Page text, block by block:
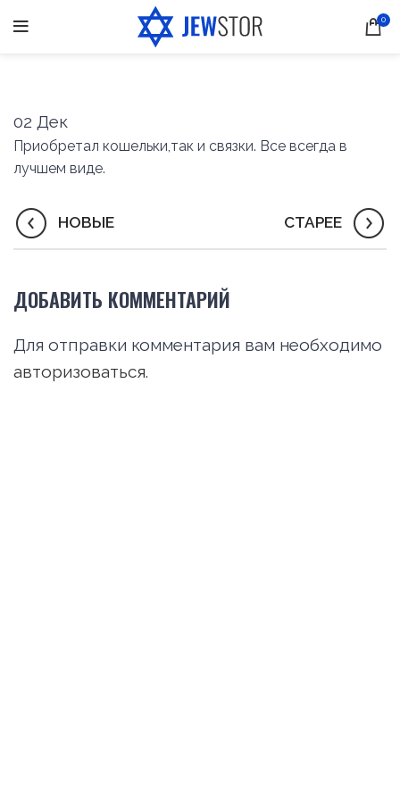
0
02 Дек
Приобретал кошельки,так и связки. Все всегда в
лучшем виде.
НОВЫЕ СТАРЕЕ
ДОБАВИТЬ КОММЕНТАРИЙ
Для отправки комментария вам необходимо
авторизоваться.